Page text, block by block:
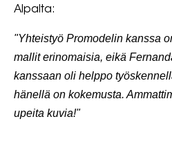
Alpalta:
"Yhteistyö Promodelin kanssa
mallit erinomaisia, eikä
kanssaan oli helppo
hänellä on kokemusta.
upeita kuvia!"